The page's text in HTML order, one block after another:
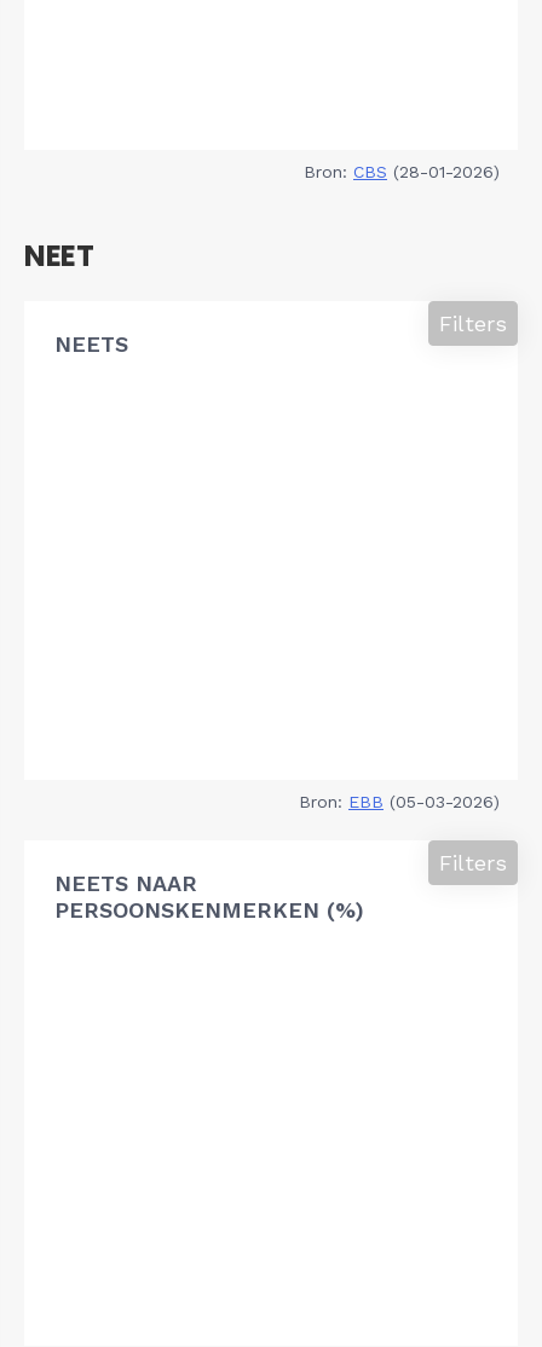
Bron: CBS (28-01-2026)
NEET
NEETS
Filters
Bron: EBB (05-03-2026)
NEETS NAAR
PERSOONSKENMERKEN (%)
Filters